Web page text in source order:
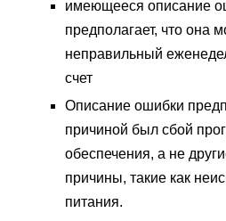
имеющееся описание
предполагает, что она
неправильный
счет
Описание ошибки
причиной был сбой
обеспечения, а не
причины, такие как
питания.